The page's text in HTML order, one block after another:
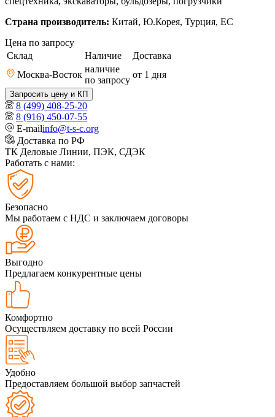
Страна производитель: Китай, Ю.Корея, Турция, ЕС
Цена по запросу
Склад
Наличие
Доставка
Москва-Восток
наличие
по запросу
от 1 дня
Запросить цену и КП
8 (499) 408-25-20
8 (916) 450-07-55
E-mailinfo@t-s-c.org
Доставка по РФ
ТК Деловые Линии, ПЭК, СДЭК
Работать с нами:
Безопасно
Мы работаем с НДС и заключаем договоры
Выгодно
Предлагаем конкурентные цены
Комфортно
Осуществляем доставку по всей России
Удобно
Предоставляем большой выбор запчастей